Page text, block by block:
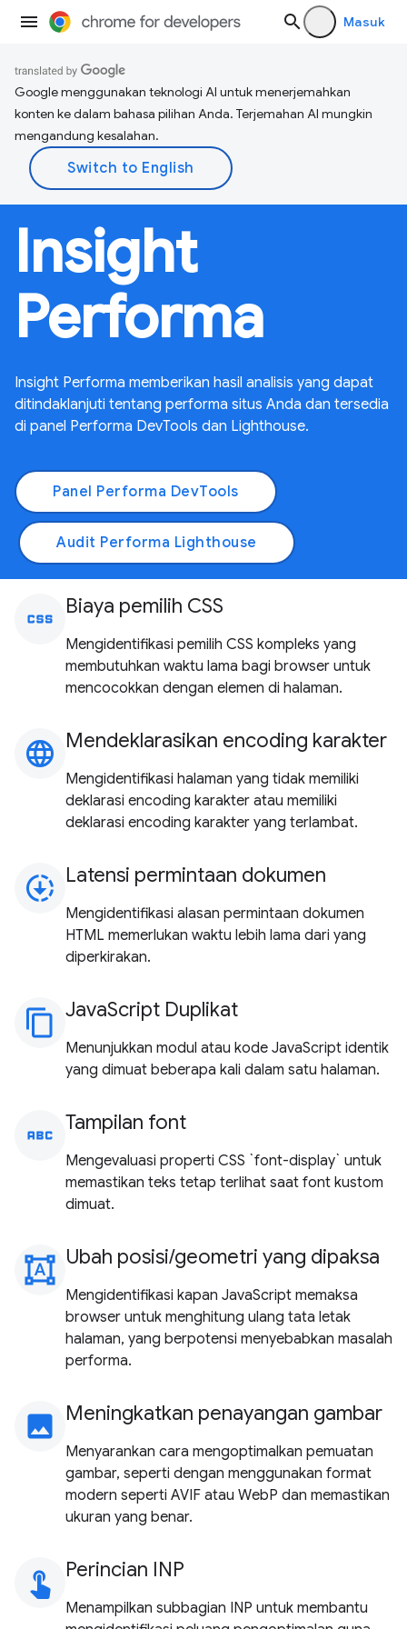
Masuk
Google menggunakan teknologi AI untuk menerjemahkan
konten ke dalam bahasa pilihan Anda. Terjemahan AI mungkin
mengandung kesalahan.
Insight
Performa
Insight Performa memberikan hasil analisis yang dapat
ditindaklanjuti tentang performa situs Anda dan tersedia
di panel Performa DevTools dan Lighthouse.
Panel Performa DevTools
Audit Performa Lighthouse
css Biaya pemilih CSS
Mengidentifikasi pemilih CSS kompleks yang
membutuhkan waktu lama bagi browser untuk
mencocokkan dengan elemen di halaman.
language Mendeklarasikan encoding karakter
Mengidentifikasi halaman yang tidak memiliki
deklarasi encoding karakter atau memiliki
deklarasi encoding karakter yang terlambat.
downloading Latensi permintaan dokumen
Mengidentifikasi alasan permintaan dokumen
HTML memerlukan waktu lebih lama dari yang
diperkirakan.
content_copy JavaScript Duplikat
Menunjukkan modul atau kode JavaScript identik
yang dimuat beberapa kali dalam satu halaman.
abc Tampilan font
Mengevaluasi properti CSS `font-display` untuk
memastikan teks tetap terlihat saat font kustom
dimuat.
format_shapes Ubah posisi/geometri yang dipaksa
Mengidentifikasi kapan JavaScript memaksa
browser untuk menghitung ulang tata letak
halaman, yang berpotensi menyebabkan masalah
performa.
image Meningkatkan penayangan gambar
Menyarankan cara mengoptimalkan pemuatan
gambar, seperti dengan menggunakan format
modern seperti AVIF atau WebP dan memastikan
ukuran yang benar.
touch_app Perincian INP
Menampilkan subbagian INP untuk membantu